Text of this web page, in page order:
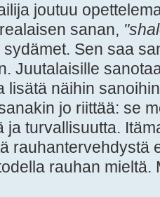
joutuu
sanan,
Sen saa
Juutalaisille
lisätä näihin
jo riittää: se
ja turvallisuutta.
rauhantervehdystä
rauhan mieltä.